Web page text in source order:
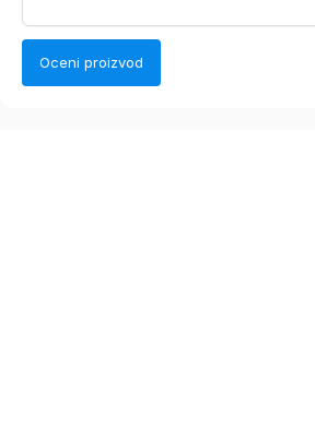
Oceni proizvod